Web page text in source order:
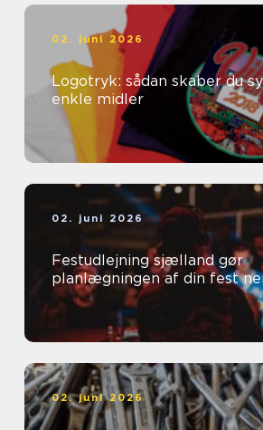
02. juni 2026
Logotryk: sådan skaber du
enkle midler
02. juni 2026
Festudlejning sjælland gør
planlægningen af din fest
02. juni 2026